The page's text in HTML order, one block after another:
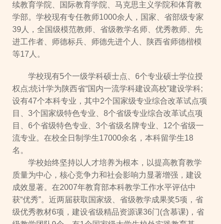
续教育学院、国际教育学院、马克思主义学院和体育教
学部。学校现有专任教师1000余人，国家、省部级专家
39人，全国级模范教师、省级教学名师、优秀教师、先
进工作者、师德标兵、师德先进个人、陕西省师德楷模
等17人。
学校现有5个一级学科硕士点、6个专业硕士学位授
权点;统计学为陕西省“国内一流学科建设高校”建设学科;
设有47个本科专业，其中2个国家级专业综合改革试点项
目、3个国家级特色专业、8个省级专业综合改革试点项
目、6个省级特色专业、3个省级名牌专业、12个省级一
流专业。在校全日制学生17000余名，本科留学生18
名。
学校始终坚持以人才培养为根本，以提高教育教学
质量为中心，核心竞争力和社会影响力显著增强，建设
成效显著。在2007年教育部本科教学工作水平评估中
获“优秀”。近两届获取国家级、省级教学成果奖5项，省
级优秀教材6项，建设省级精品资源课36门(含慕课)，省